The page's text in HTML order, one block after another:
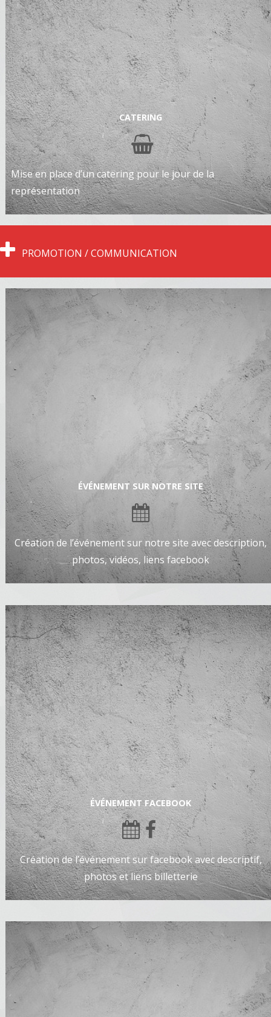
CATERING
Mise en place d’un catering pour le jour de la
représentation
PROMOTION / COMMUNICATION
ÉVÉNEMENT SUR NOTRE SITE
Création de l’événement sur notre site avec description,
photos, vidéos, liens facebook
ÉVÉNEMENT FACEBOOK
Création de l’événement sur facebook avec descriptif,
photos et liens billetterie